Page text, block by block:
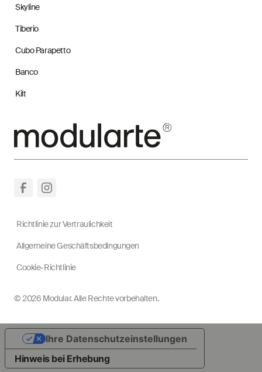
Skyline
Tiberio
Cubo Parapetto
Banco
Kilt
© 2026 Modular. Alle Rechte vorbehalten.
Richtlinie zur Vertraulichkeit
Allgemeine Geschäftsbedingungen
Cookie-Richtlinie
Hinweis bei Erhebung
Ihre Datenschutzeinstellungen